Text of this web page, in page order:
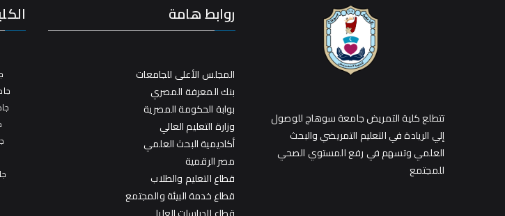
تتطلع كلية التمريض جامعة سوهاج للوصول
إلي الريادة في التعليم التمريضي والبحث
العلمي وتسهم في رفع المستوي الصحي
للمجتمع
روابط هامة
المجلس الأعلى للجامعات
بنك المعرفة المصري
بوابة الحكومة المصرية
وزارة التعليم العالي
أكاديمية البحث العلمي
مصر الرقمية
قطاع التعليم والطلاب
قطاع خدمة البيئة والمجتمع